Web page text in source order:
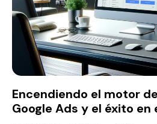
Encendiendo el motor
Google Ads y el éxito